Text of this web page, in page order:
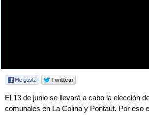
El 13 de junio se llevará a cabo la elección
comunales en La Colina y Pontaut. Por eso